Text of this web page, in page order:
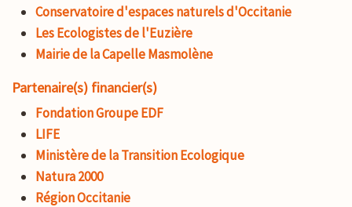
Conservatoire d'espaces naturels d'Occitanie
Les Ecologistes de l'Euzière
Mairie de la Capelle Masmolène
Partenaire(s) financier(s)
Fondation Groupe EDF
LIFE
Ministère de la Transition Ecologique
Natura 2000
Région Occitanie